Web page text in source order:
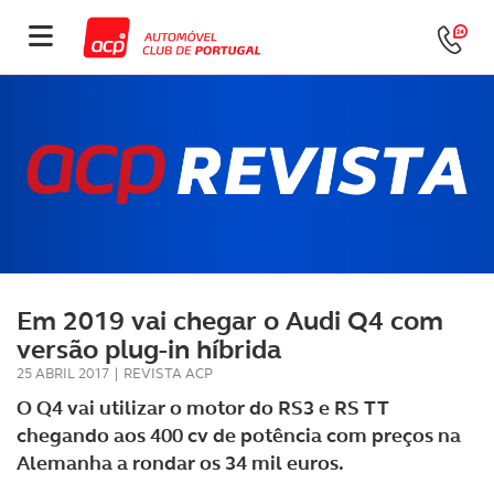
Em 2019 vai chegar o Audi Q4 com
versão plug-in híbrida
25 ABRIL 2017 | REVISTA ACP
O Q4 vai utilizar o motor do RS3 e RS TT
chegando aos 400 cv de potência com preços na
Alemanha a rondar os 34 mil euros.